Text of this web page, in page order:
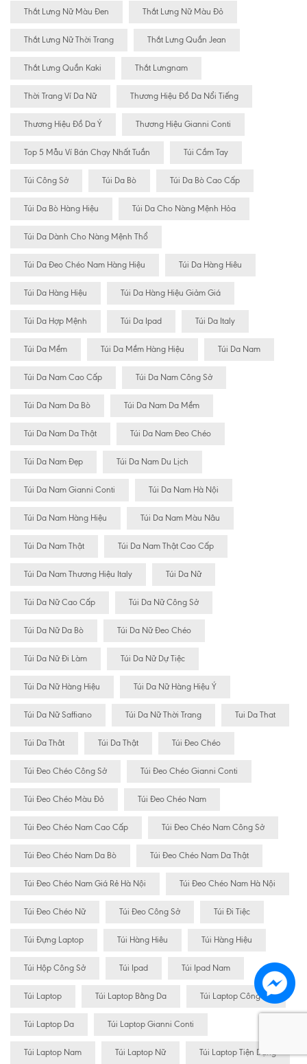
Thắt Lưng Nữ Màu Đen Thắt Lưng Nữ Màu Đỏ
Thắt Lưng Nữ Thời Trang Thắt Lưng Quần Jean
Thắt Lưng Quần Kaki Thắt Lưngnam
Thời Trang Ví Da Nữ Thương Hiệu Đồ Da Nổi Tiếng
Thương Hiệu Đồ Da Ý Thương Hiệu Gianni Conti
Top 5 Mẫu Ví Bán Chạy Nhất Tuần Túi Cầm Tay
Túi Công Sở Túi Da Bò Túi Da Bò Cao Cấp
Túi Da Bò Hàng Hiệu Túi Da Cho Nàng Mệnh Hỏa
Túi Da Dành Cho Nàng Mệnh Thổ
Túi Da Đeo Chéo Nam Hàng Hiệu Túi Da Hàng Hiêu
Túi Da Hàng Hiệu Túi Da Hàng Hiệu Giảm Giá
Túi Da Hợp Mệnh Túi Da Ipad Túi Da Italy
Túi Da Mềm Túi Da Mềm Hàng Hiệu Túi Da Nam
Túi Da Nam Cao Cấp Túi Da Nam Công Sở
Túi Da Nam Da Bò Túi Da Nam Da Mềm
Túi Da Nam Da Thật Túi Da Nam Đeo Chéo
Túi Da Nam Đẹp Túi Da Nam Du Lịch
Túi Da Nam Gianni Conti Túi Da Nam Hà Nội
Túi Da Nam Hàng Hiệu Túi Da Nam Màu Nâu
Túi Da Nam Thật Túi Da Nam Thật Cao Cấp
Túi Da Nam Thương Hiệu Italy Túi Da Nữ
Túi Da Nữ Cao Cấp Túi Da Nữ Công Sở
Túi Da Nữ Da Bò Túi Da Nữ Đeo Chéo
Túi Da Nữ Đi Làm Túi Da Nữ Dự Tiệc
Túi Da Nữ Hàng Hiệu Túi Da Nữ Hàng Hiệu Ý
Túi Da Nữ Saffiano Túi Da Nữ Thời Trang Tui Da That
Túi Da Thât Túi Da Thật Túi Đeo Chéo
Túi Đeo Chéo Công Sở Túi Đeo Chéo Gianni Conti
Túi Đeo Chéo Màu Đỏ Túi Đeo Chéo Nam
Túi Đeo Chéo Nam Cao Cấp Túi Đeo Chéo Nam Công Sở
Túi Đeo Chéo Nam Da Bò Túi Đeo Chéo Nam Da Thật
Túi Đeo Chéo Nam Giá Rẻ Hà Nội Túi Đeo Chéo Nam Hà Nội
Túi Đeo Chéo Nữ Túi Đeo Công Sở Túi Đi Tiệc
Túi Đựng Laptop Túi Hàng Hiêu Túi Hàng Hiệu
Túi Hộp Công Sở Túi Ipad Túi Ipad Nam
Túi Laptop Túi Laptop Bằng Da Túi Laptop Công Sở
Túi Laptop Da Túi Laptop Gianni Conti
Túi Laptop Nam Túi Laptop Nữ Túi Laptop Tiện Dụng